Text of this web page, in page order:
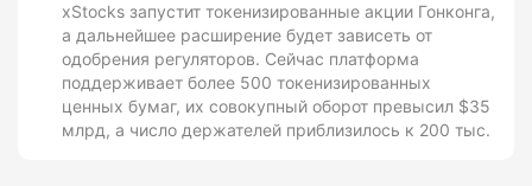
xStocks запустит токенизированные акции Гонконга,
а дальнейшее расширение будет зависеть от
одобрения регуляторов. Сейчас платформа
поддерживает более 500 токенизированных
ценных бумаг, их совокупный оборот превысил $35
млрд, а число держателей приблизилось к 200 тыс.